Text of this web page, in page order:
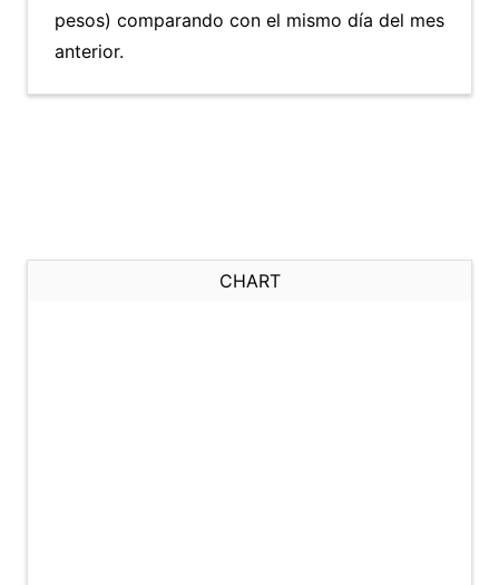
pesos) comparando con el mismo día del mes
anterior.
CHART